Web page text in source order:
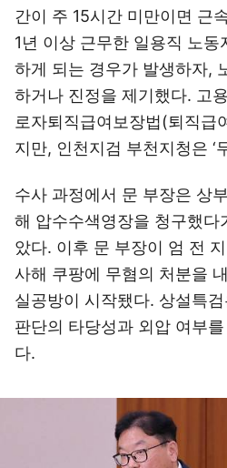
간이 주 15시간 미만이면 근
1년 이상 근무한 일용직 노
하게 되는 경우가 발생하자,
하거나 진정을 제기했다. 고
로자퇴직급여보장법(퇴직급
지만, 인천지검 부천지청은 ‘
수사 과정에서 문 부장은 상
해 압수수색영장을 청구했
았다. 이후 문 부장이 엄 전
사해 쿠팡에 무혐의 처분을
실공방이 시작됐다. 상설특
판단의 타당성과 외압 여부
다.